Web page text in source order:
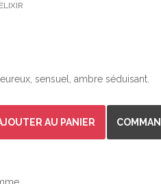
sensuel, ambre séduisant.
AU PANIER